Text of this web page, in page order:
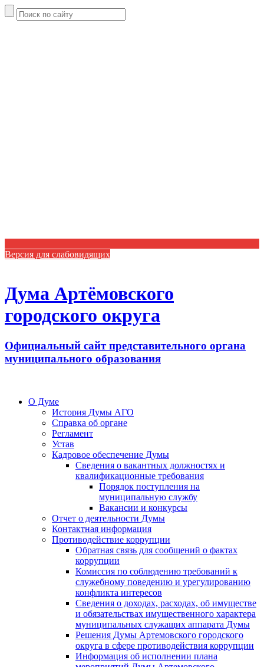
Версия для слабовидящих
Дума Артёмовского
городского округа
Официальный сайт представительного органа
муниципального образования
О Думе
История Думы АГО
Справка об органе
Регламент
Устав
Кадровое обеспечение Думы
Сведения о вакантных должностях и
квалификационные требования
Порядок поступления на
муниципальную службу
Вакансии и конкурсы
Отчет о деятельности Думы
Контактная информация
Противодействие коррупции
Обратная связь для сообщений о фактах
коррупции
Комиссия по соблюдению требований к
служебному поведению и урегулированию
конфликта интересов
Сведения о доходах, расходах, об имуществе
и обязательствах имущественного характера
муниципальных служащих аппарата Думы
Решения Думы Артемовского городского
округа в сфере противодействия коррупции
Информация об исполнении плана